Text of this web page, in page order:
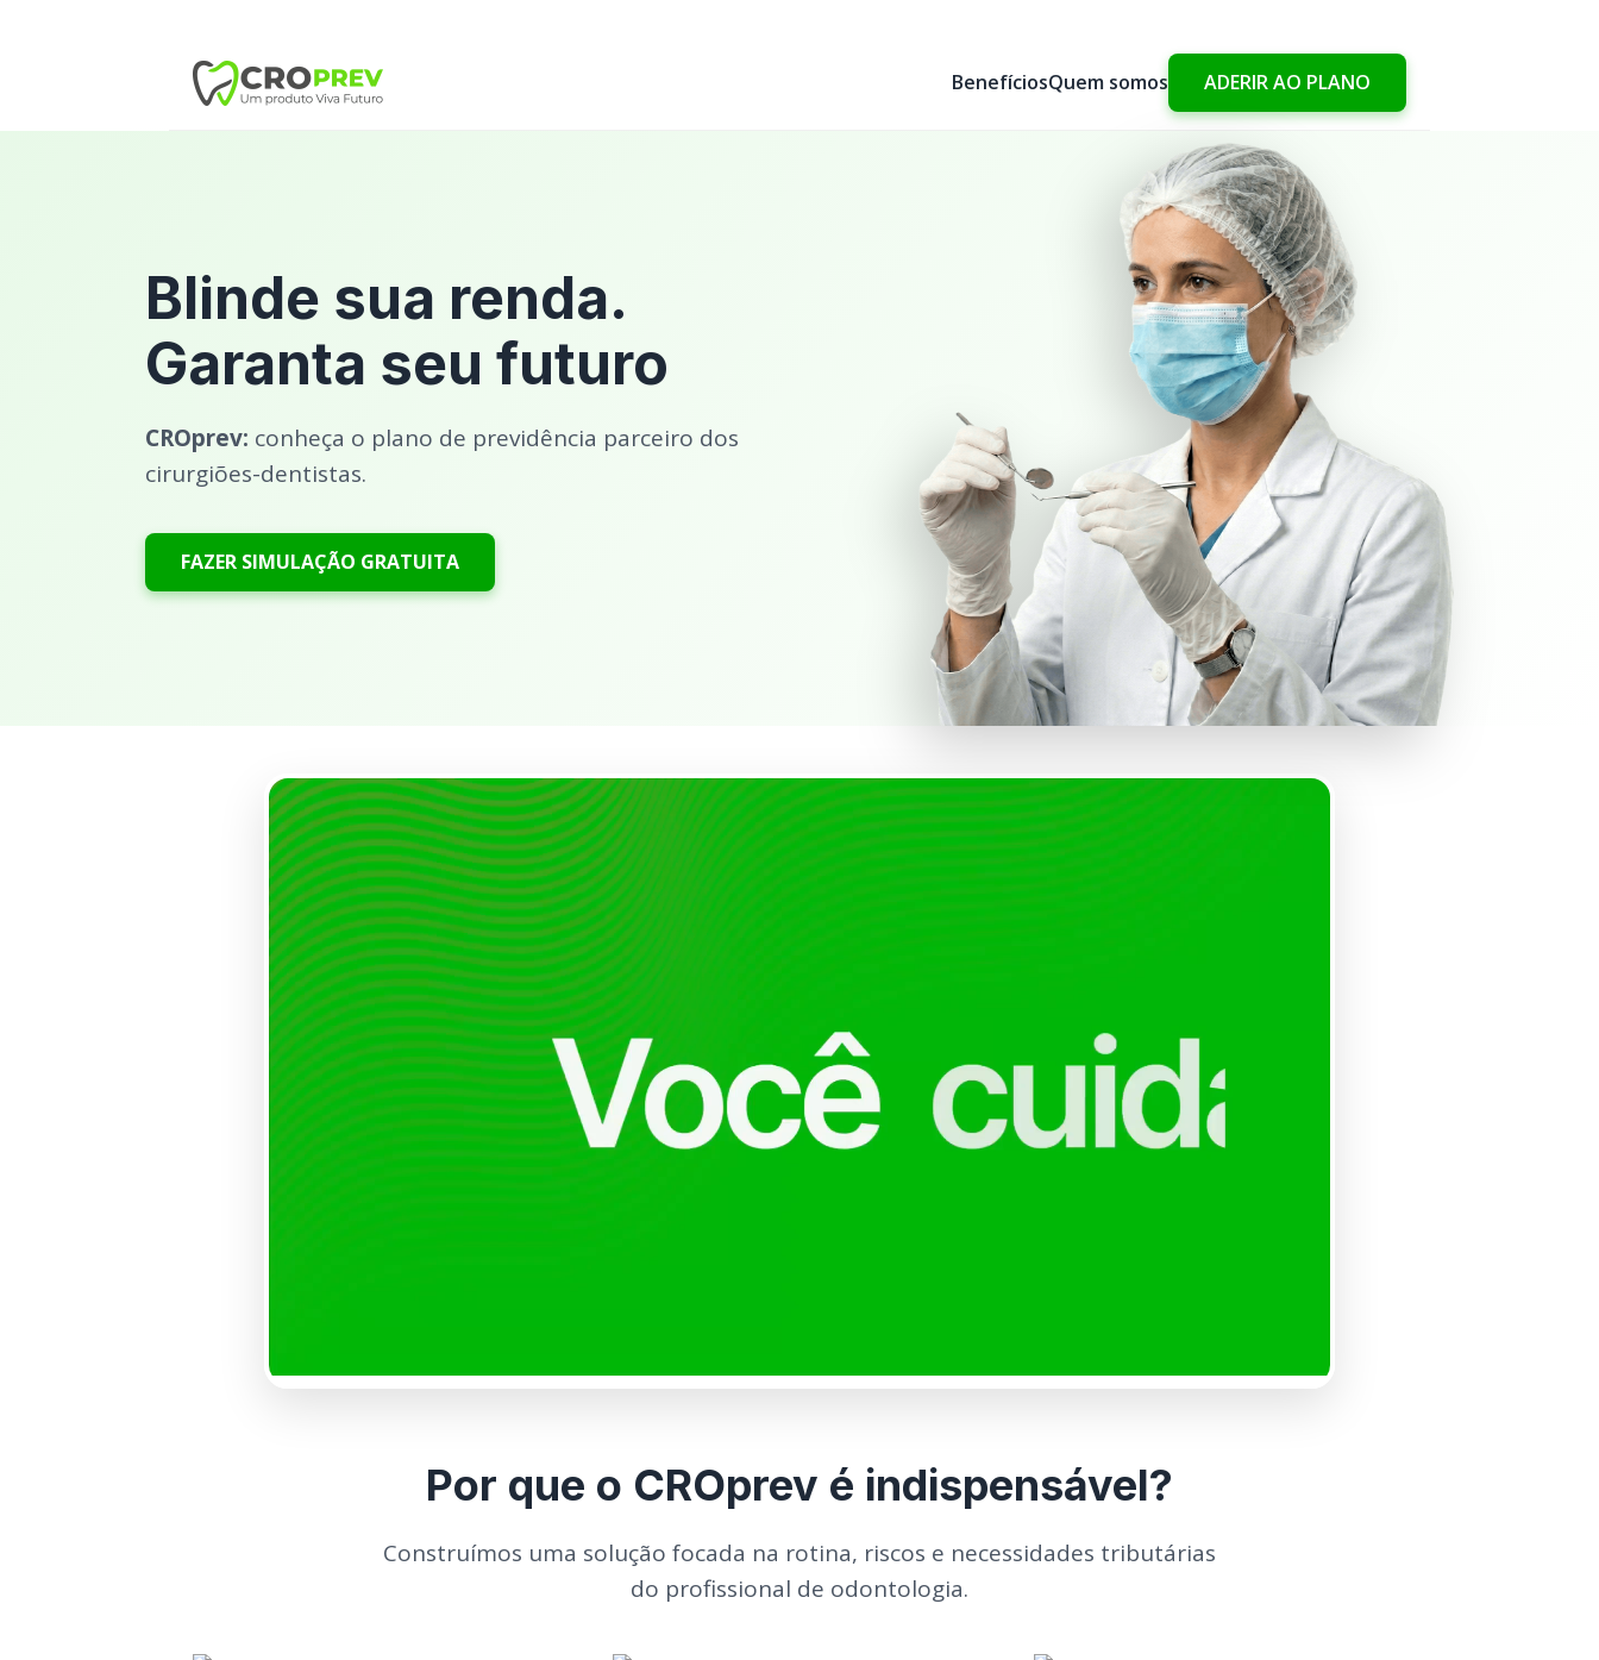
BenefíciosQuem somos ADERIR AO PLANO
Blinde sua renda.
Garanta seu futuro
CROprev: conheça o plano de previdência parceiro dos
cirurgiões-dentistas.
FAZER SIMULAÇÃO GRATUITA
Por que o CROprev é indispensável?
Construímos uma solução focada na rotina, riscos e necessidades tributárias
do profissional de odontologia.